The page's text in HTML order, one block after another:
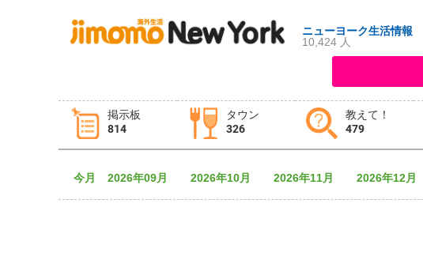
ニューヨーク生活情報
10,424 人
掲示板
814
タウン
326
教えて！
479
タウン情報
今月 2026年09月 2026年10月 2026年11月 2026年12月